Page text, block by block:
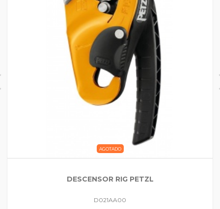
AGOTADO
DESCENSOR RIG PETZL
D021AA00